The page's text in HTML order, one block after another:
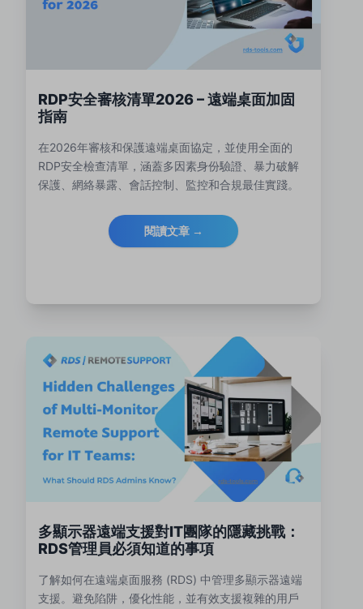
RDP安全審核清單2026 – 遠端桌面加固
指南
在2026年審核和保護遠端桌面協定，並使用全面的
RDP安全檢查清單，涵蓋多因素身份驗證、暴力破解
保護、網絡暴露、會話控制、監控和合規最佳實踐。
閱讀文章 →
多顯示器遠端支援對IT團隊的隱藏挑戰：
RDS管理員必須知道的事項
了解如何在遠端桌面服務 (RDS) 中管理多顯示器遠端
支援。避免陷阱，優化性能，並有效支援複雜的用戶